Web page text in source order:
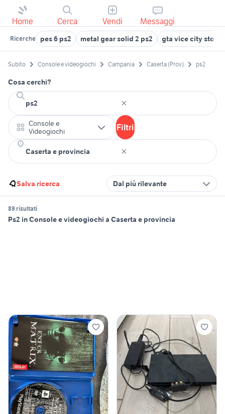
Home Cerca Vendi Messaggi
Ricerche pes 6 ps2 metal gear solid 2 ps2 gta vice city
Subito Console e videogiochi Campania Caserta (Prov) ps2
Cosa cerchi?
Console e
Videogiochi
Filtri
Salva ricerca Dal più rilevante
89 risultati
Ps2 in Console e videogiochi a Caserta e provincia